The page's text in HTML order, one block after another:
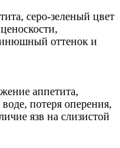
серо-зеленый цвет
оттенок и
аппетита,
потеря оперения,
язв на слизистой